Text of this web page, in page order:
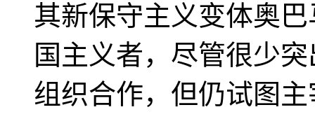
其新保守主义变体奥
国主义者，尽管很少
组织合作，但仍试图